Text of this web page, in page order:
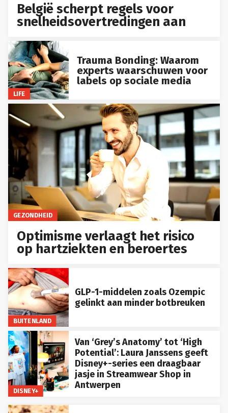
België scherpt regels voor
snelheidsovertredingen aan
LIFE
Trauma Bonding: Waarom
experts waarschuwen voor
labels op sociale media
GEZONDHEID
Optimisme verlaagt het risico
op hartziekten en beroertes
BUITENLAND
GLP-1-middelen zoals Ozempic
gelinkt aan minder botbreuken
DISNEY+
Van ‘Grey’s Anatomy’ tot ‘High
Potential’: Laura Janssens geeft
Disney+-series een draagbaar
jasje in Streamwear Shop in
Antwerpen